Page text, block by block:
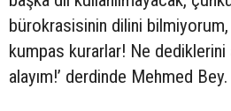
bürokrasisinin dilini
kumpas kurarlar! Ne dediklerini
alayım!’ derdinde Mehmed Bey.